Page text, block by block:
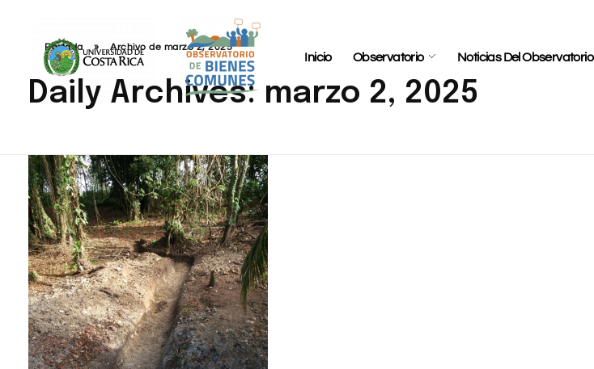
Inicio Observatorio Noticias Del Observatorio
Portada » Archivo de marzo 2, 2025
Daily Archives: marzo 2, 2025